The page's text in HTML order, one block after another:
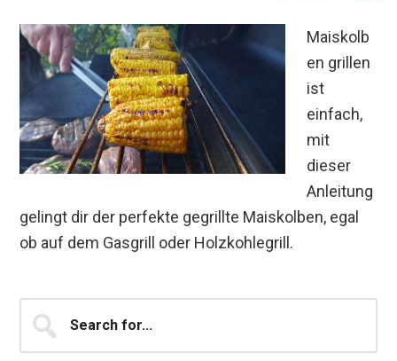
Maiskolb
en grillen
ist
einfach,
mit
dieser
Anleitung
gelingt dir der perfekte gegrillte Maiskolben, egal
ob auf dem Gasgrill oder Holzkohlegrill.
Seitenspalte
for...